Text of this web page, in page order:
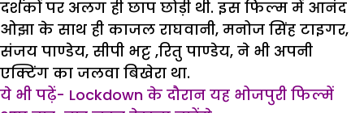
दर्शकों पर अलग ही छाप छोड़ी थी. इस फिल्म में आनंद
ओझा के साथ ही काजल राघवानी, मनोज सिंह टाइगर,
संजय पाण्डेय, सीपी भट्ट ,रितु पाण्डेय, ने भी अपनी
एक्टिंग का जलवा बिखेरा था.
ये भी पढ़ें- Lockdown के दौरान यह भोजपुरी फिल्में